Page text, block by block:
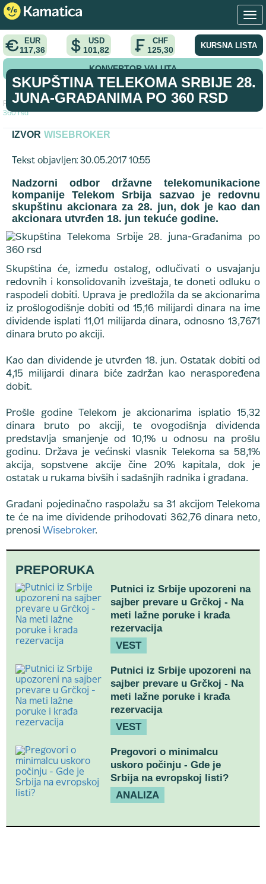
EUR
117,36
USD
101,82
CHF
125,30 KURSNA LISTA
KONVERTOR VALUTA
Početna > vest >
Skupština Telekoma Srbije 28. juna-Građanima po
360 rsd
SKUPŠTINA TELEKOMA SRBIJE 28.
JUNA-GRAĐANIMA PO 360 RSD
IZVOR WISEBROKER
Tekst objavljen: 30.05.2017 10:55
Nadzorni odbor državne telekomunikacione
kompanije Telekom Srbija sazvao je redovnu
skupštinu akcionara za 28. jun, dok je kao dan
akcionara utvrđen 18. jun tekuće godine.
Skupština će, između ostalog, odlučivati o usvajanju
redovnih i konsolidovanih izveštaja, te doneti odluku o
raspodeli dobiti. Uprava je predložila da se akcionarima
iz prošlogodišnje dobiti od 15,16 milijardi dinara na ime
dividende isplati 11,01 milijarda dinara, odnosno 13,7671
dinara bruto po akciji.
Kao dan dividende je utvrđen 18. jun. Ostatak dobiti od
4,15 milijardi dinara biće zadržan kao neraspoređena
dobit.
Prošle godine Telekom je akcionarima isplatio 15,32
dinara bruto po akciji, te ovogodišnja dividenda
predstavlja smanjenje od 10,1% u odnosu na prošlu
godinu. Država je većinski vlasnik Telekoma sa 58,1%
akcija, sopstvene akcije čine 20% kapitala, dok je
ostatak u rukama bivših i sadašnjih radnika i građana.
Građani pojedinačno raspolažu sa 31 akcijom Telekoma
te će na ime dividende prihodovati 362,76 dinara neto,
prenosi Wisebroker.
PREPORUKA
Putnici iz Srbije upozoreni na
sajber prevare u Grčkoj - Na
meti lažne poruke i krađa
rezervacija
VEST
Putnici iz Srbije upozoreni na
sajber prevare u Grčkoj - Na
meti lažne poruke i krađa
rezervacija
VEST
Pregovori o minimalcu
uskoro počinju - Gde je
Srbija na evropskoj listi?
ANALIZA